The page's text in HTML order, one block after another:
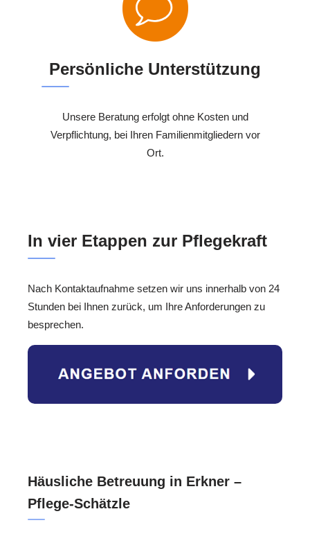
Persönliche Unterstützung
Unsere Beratung erfolgt ohne Kosten und
Verpflichtung, bei Ihren Familienmitgliedern vor
Ort.
In vier Etappen zur Pflegekraft
Nach Kontaktaufnahme setzen wir uns innerhalb von 24
Stunden bei Ihnen zurück, um Ihre Anforderungen zu
besprechen.
Häusliche Betreuung in Erkner –
Pflege-Schätzle